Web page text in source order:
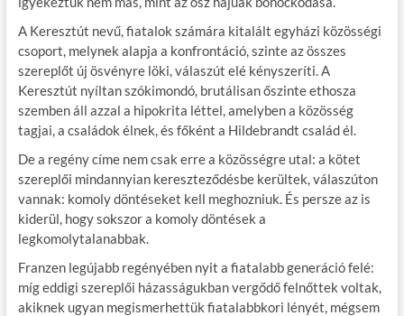
A Keresztút nevű, fiatalok számára kitalált egyházi közösségi
csoport, melynek alapja a konfrontáció, szinte az összes
szereplőt új ösvényre löki, válaszút elé kényszeríti. A
Keresztút nyíltan szókimondó, brutálisan őszinte ethosza
szemben áll azzal a hipokrita léttel, amelyben a közösség
tagjai, a családok élnek, és főként a Hildebrandt család él.
De a regény címe nem csak erre a közösségre utal: a kötet
szereplői mindannyian kereszteződésbe kerültek, válaszúton
vannak: komoly döntéseket kell meghozniuk. És persze az is
kiderül, hogy sokszor a komoly döntések a
legkomolytalanabbak.
Franzen legújabb regényében nyit a fiatalabb generáció felé:
míg eddigi szereplői házasságukban vergődő felnőttek voltak,
akiknek ugyan megismerhettük fiatalabbkori lényét, mégsem